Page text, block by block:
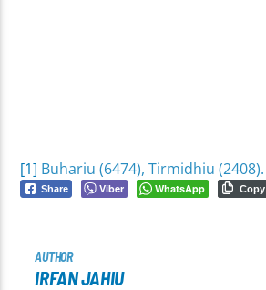
[1] Buhariu (6474), Tirmidhiu (2408).
Share Viber WhatsApp Copy
AUTHOR
IRFAN JAHIU